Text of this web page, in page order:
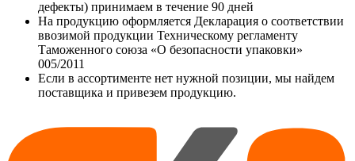
дефекты) принимаем в течение 90 дней
На продукцию оформляется Декларация о соответствии
ввозимой продукции Техническому регламенту
Таможенного союза «О безопасности упаковки»
005/2011
Если в ассортименте нет нужной позиции, мы найдем
поставщика и привезем продукцию.